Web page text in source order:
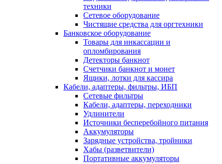
техники
Сетевое оборудование
Чистящие средства для оргтехники
Банковское оборудование
Товары для инкассации и
опломбирования
Детекторы банкнот
Счетчики банкнот и монет
Ящики, лотки для кассира
Кабели, адаптеры, фильтры, ИБП
Сетевые фильтры
Кабели, адаптеры, переходники
Удлинители
Источники бесперебойного питания
Аккумуляторы
Зарядные устройства, тройники
Хабы (разветвители)
Портативные аккумуляторы